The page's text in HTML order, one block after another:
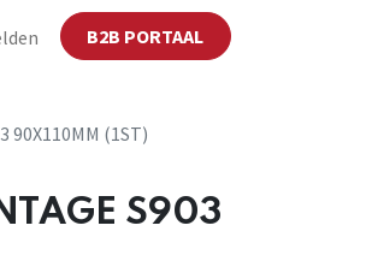
B2B PORTAAL
90X110MM (1ST)
S903